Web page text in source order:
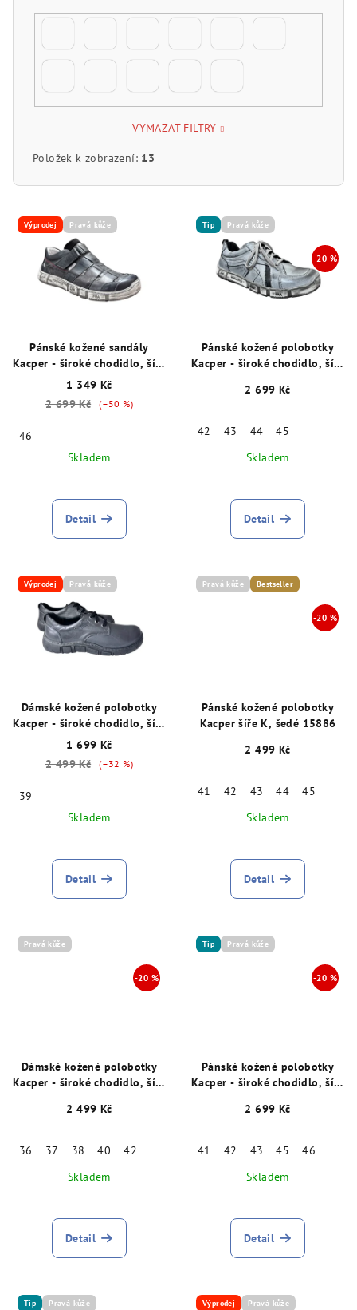
VYMAZAT FILTRY
Položek k zobrazení: 13
o
Výprodej Pravá kůže
Pánské kožené sandály
Kacper - široké chodidlo, šíře
K, šedé, 15777
1 349 Kč
2 699 Kč
(–50 %)
46
Skladem
Detail
Tip Pravá kůže
Pánské kožené polobotky
Kacper - široké chodidlo, šíře
2 699 Kč
42 43 44
45
Skladem
Detail
Výprodej Pravá kůže
Dámské kožené polobotky
Kacper - široké chodidlo, šíře
K, šedé 29004
1 699 Kč
2 499 Kč
(–32 %)
39
Skladem
Detail
Pravá kůže Bestseller
Pánské kožené polobotky
Kacper šíře K, šedé 15886
2 499 Kč
41 42 43 44
45
Skladem
Detail
Pravá kůže
Dámské kožené polobotky
Kacper - široké chodidlo, šíře
2 499 Kč
36 37 38 40
42
Skladem
Detail
Tip Pravá kůže
Pánské kožené polobotky
Kacper - široké chodidlo, šíře
2 699 Kč
41 42 43 45
46
Skladem
Detail
Tip Pravá kůže Výprodej Pravá kůže